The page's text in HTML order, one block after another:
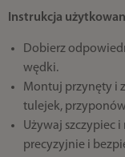
Instrukcja
Dobierz
wędki.
Montuj przynęty i
tulejek,
Używaj szczypiec
precyzyjnie i